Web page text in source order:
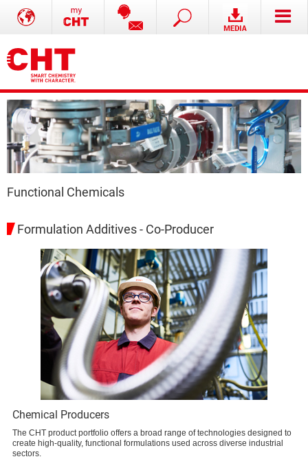
Functional Chemicals
Formulation Additives - Co-Producer
Chemical Producers
The CHT product portfolio offers a broad range of technologies designed to
create high‑quality, functional formulations used across diverse industrial
sectors.